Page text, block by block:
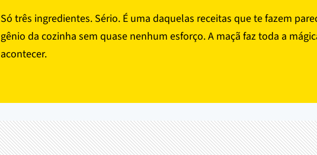
Só três ingredientes. Sério. É uma daquelas receitas que te fazem
gênio da cozinha sem quase nenhum esforço. A maçã faz toda a
acontecer.